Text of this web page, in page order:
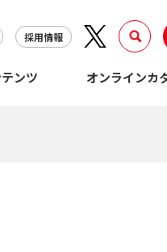
採用情報
ンツ オンラインカ